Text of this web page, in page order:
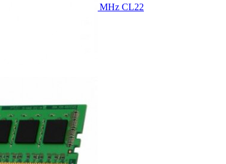
DIMM 16Gb 3200 MHz CL22